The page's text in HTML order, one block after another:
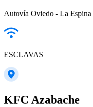
Autovía Oviedo - La Espina
ESCLAVAS
KFC Azabache